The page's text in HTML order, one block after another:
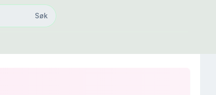
Søk
Søk